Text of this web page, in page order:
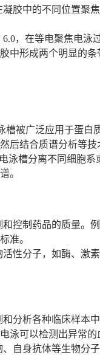
胶中的不同位置聚
，在等电聚焦电泳
中形成两个明显的条
被广泛应用于蛋白
后结合质谱分析等技
泳槽分离不同细胞
。
控制药品的质量。
准。
性分子，如酶、激
分析各种临床样本
泳可以检测出异常的
自身抗体等生物分